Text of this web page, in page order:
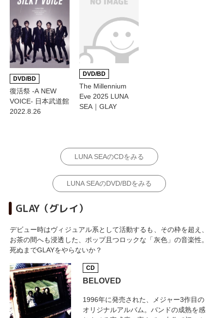
DVD/BD
復活祭 -A NEW
VOICE- 日本武道館
2022.8.26
DVD/BD
The Millennium
Eve 2025 LUNA
SEA｜GLAY
LUNA SEAのCDをみる
LUNA SEAのDVD/BDをみる
GLAY（グレイ）
デビュー時はヴィジュアル系として活動するも、その枠を超え、
お茶の間へも浸透した、ポップ且つロックな「灰色」の音楽性。
死ぬまでGLAYをやらないか？
CD
BELOVED
1996年に発売された、メジャー3作目の
オリジナルアルバム。バンドの成熟を感